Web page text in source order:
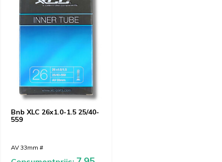
Bnb XLC 26x1.0-1.5 25/40-
559
AV 33mm #